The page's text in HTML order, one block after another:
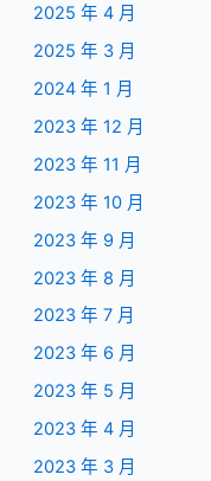
2025 年 4 月
2025 年 3 月
2024 年 1 月
2023 年 12 月
2023 年 11 月
2023 年 10 月
2023 年 9 月
2023 年 8 月
2023 年 7 月
2023 年 6 月
2023 年 5 月
2023 年 4 月
2023 年 3 月